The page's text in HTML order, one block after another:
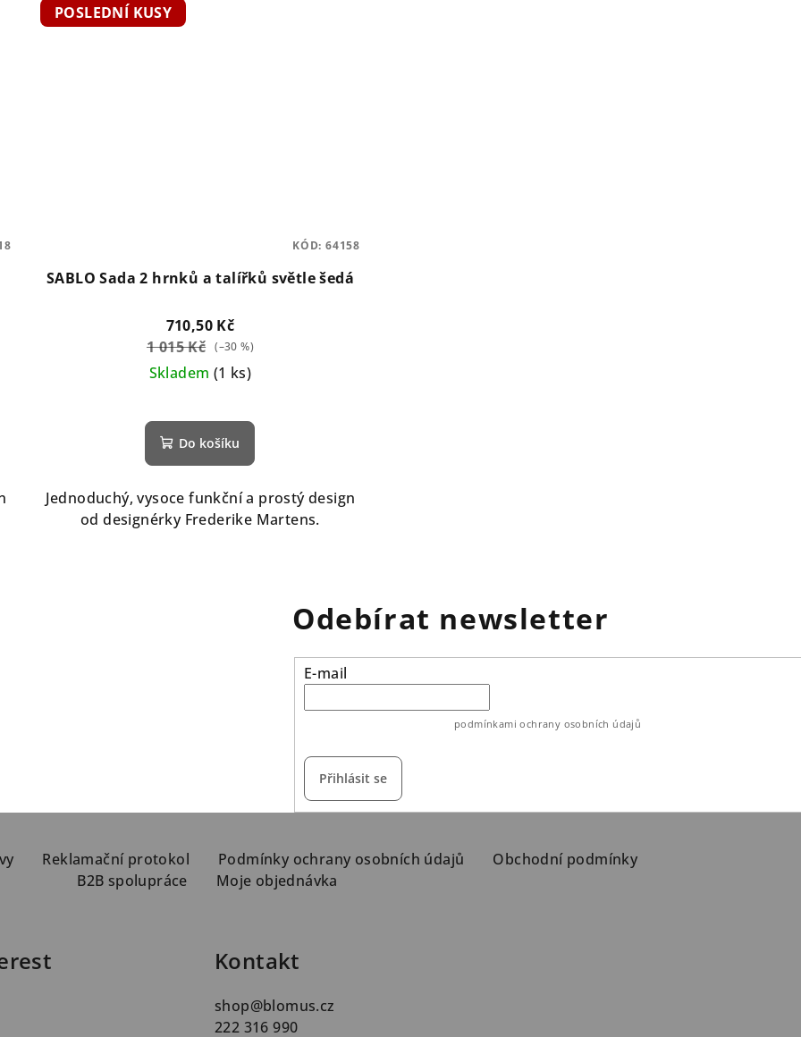
POSLEDNÍ KUSY
SABLO Sada 2 hrnků a talířků světle šedá
710,50 Kč
1 015 Kč (–30 %)
Skladem (1 ks)
Do košíku
Jednoduchý, vysoce funkční a prostý design
od designérky Frederike Martens.
KÓD: 64158
Odebírat newsletter
E-mail
podmínkami ochrany osobních údajů
Přihlásit se
Reklamační protokol Podmínky ochrany osobních údajů
Obchodní podmínky
B2B spolupráce
Moje objednávka
Kontakt
shop@blomus.cz
222 316 990